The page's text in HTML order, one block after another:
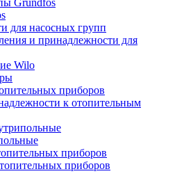
Grundfos
для насосных групп
и принадлежности для
Wilo
приборов
к отопительным
приборов
приборов